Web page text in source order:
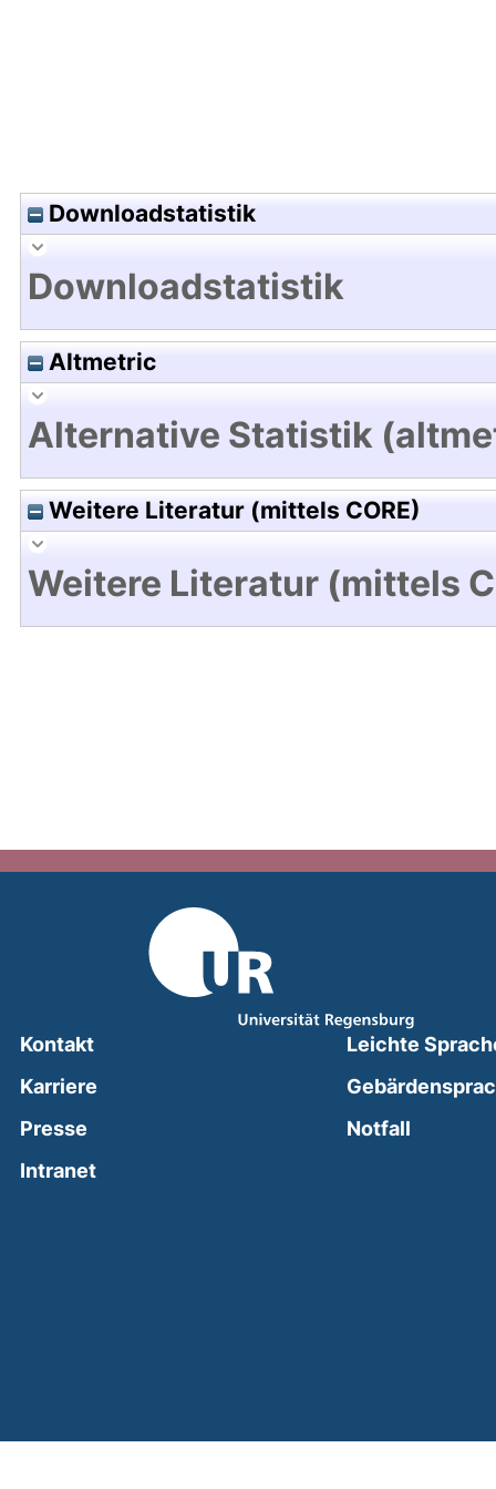
Downloadstatistik
Downloadstatistik
Altmetric
Alternative Statistik
Weitere Literatur (mittels CORE)
Weitere Literatur (mittels
Kontakt
Karriere
Presse
Intranet(external link, opens in a new window)
Leichte
Notfall